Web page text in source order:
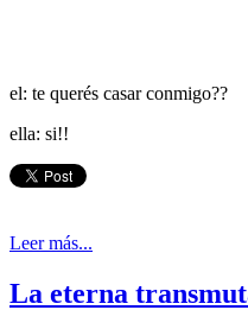
el: te querés casar conmigo??
ella: si!!
Leer más...
La eterna